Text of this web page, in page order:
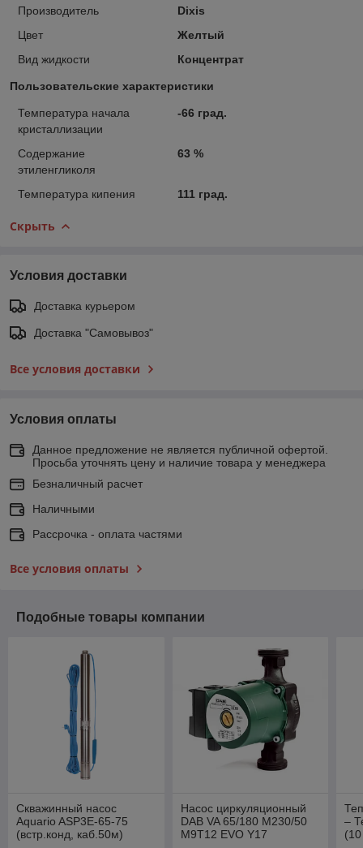
Производитель
Dixis
Цвет
Желтый
Вид жидкости
Концентрат
Пользовательские характеристики
Температура начала
кристаллизации
-66 град.
Содержание
этиленгликоля
63 %
Температура кипения 111 град.
Скрыть
Условия доставки
Доставка курьером
Доставка "Самовывоз"
Все условия доставки
Условия оплаты
Данное предложение не является публичной офертой.
Просьба уточнять цену и наличие товара у менеджера
Безналичный расчет
Наличными
Рассрочка - оплата частями
Все условия оплаты
Подобные товары компании
Скважинный насос
Aquario ASP3E-65-75
(встр.конд, каб.50м)
Насос циркуляционный
DAB VA 65/180 М230/50
М9Т12 EVO Y17
–